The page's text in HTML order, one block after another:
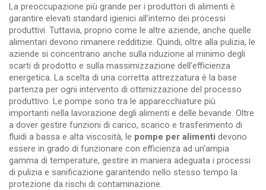
La preoccupazione più grande per i produttori di alimenti è
garantire elevati standard igienici all’interno dei processi
produttivi. Tuttavia, proprio come le altre aziende, anche quelle
alimentari devono rimanere redditizie. Quindi, oltre alla pulizia, le
aziende si concentrano anche sulla riduzione al minimo degli
scarti di prodotto e sulla massimizzazione dell’efficienza
energetica. La scelta di una corretta attrezzatura è la base
partenza per ogni intervento di ottimizzazione del processo
produttivo. Le pompe sono tra le apparecchiature più
importanti nella lavorazione degli alimenti e delle bevande. Oltre
a dover gestire funzioni di carico, scarico e trasferimento di
fluidi a bassa e alta viscosità, le pompe per alimenti devono
essere in grado di funzionare con efficienza ad un’ampia
gamma di temperature, gestire in maniera adeguata i processi
di pulizia e sanificazione garantendo nello stesso tempo la
protezione da rischi di contaminazione.